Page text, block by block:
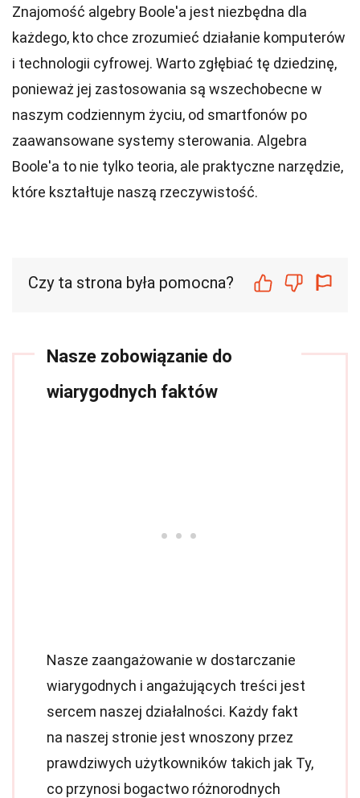
Znajomość algebry Boole'a jest niezbędna dla
każdego, kto chce zrozumieć działanie komputerów
i technologii cyfrowej. Warto zgłębiać tę dziedzinę,
ponieważ jej zastosowania są wszechobecne w
naszym codziennym życiu, od smartfonów po
zaawansowane systemy sterowania. Algebra
Boole'a to nie tylko teoria, ale praktyczne narzędzie,
które kształtuje naszą rzeczywistość.
Czy ta strona była pomocna?
Nasze zobowiązanie do
wiarygodnych faktów
Nasze zaangażowanie w dostarczanie
wiarygodnych i angażujących treści jest
sercem naszej działalności. Każdy fakt
na naszej stronie jest wnoszony przez
prawdziwych użytkowników takich jak Ty,
co przynosi bogactwo różnorodnych